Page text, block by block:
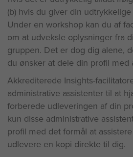
(b) hvis du giver din
Under en workshop kan du af
om at udveksle oplysninger fra
gruppen. Det er dog dig alene,
du ønsker at dele din profil med
Akkrediterede Insights-
administrative assistenter til at
forberede udleveringen af din
kun disse administrative
profil med det formål at
udlevere en kopi direkte til dig.